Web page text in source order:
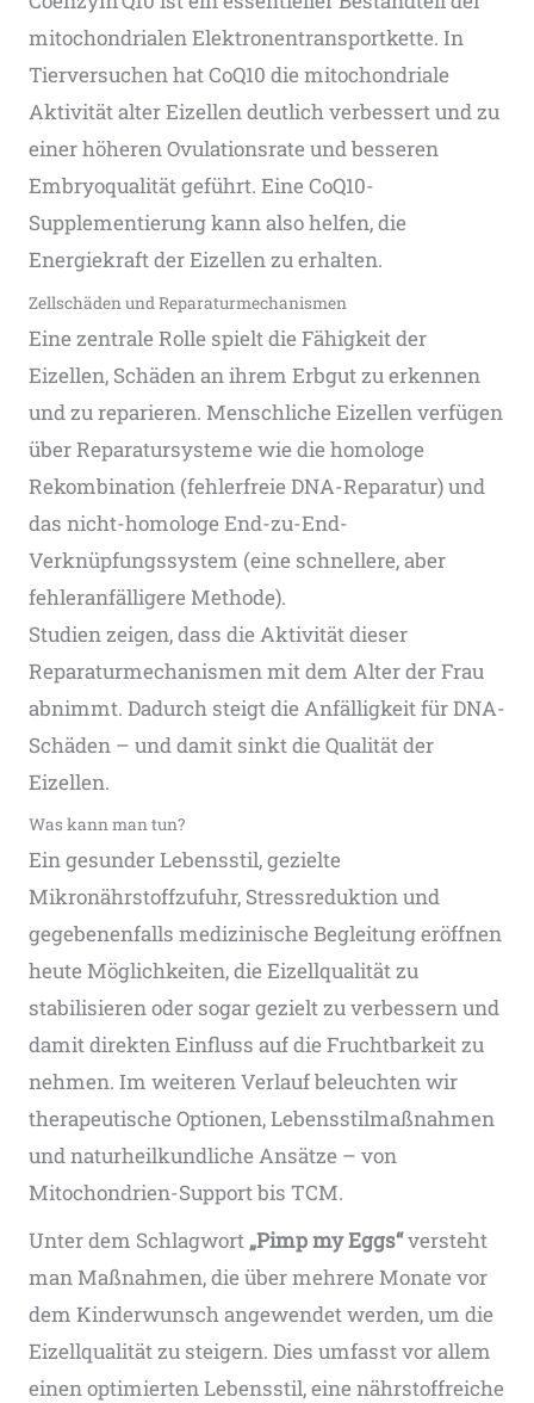
mitochondrialen Elektronentransportkette. In
Tierversuchen hat CoQ10 die mitochondriale
Aktivität alter Eizellen deutlich verbessert und zu
einer höheren Ovulationsrate und besseren
Embryoqualität geführt​. Eine CoQ10-
Supplementierung kann also helfen, die
Energiekraft der Eizellen zu erhalten.
Zellschäden und Reparaturmechanismen
Eine zentrale Rolle spielt die Fähigkeit der
Eizellen, Schäden an ihrem Erbgut zu erkennen
und zu reparieren. Menschliche Eizellen verfügen
über Reparatursysteme wie die homologe
Rekombination (fehlerfreie DNA-Reparatur) und
das nicht-homologe End-zu-End-
Verknüpfungssystem (eine schnellere, aber
fehleranfälligere Methode).
Studien zeigen, dass die Aktivität dieser
Reparaturmechanismen mit dem Alter der Frau
abnimmt. Dadurch steigt die Anfälligkeit für DNA-
Schäden – und damit sinkt die Qualität der
Eizellen.
Was kann man tun?
Ein gesunder Lebensstil, gezielte
Mikronährstoffzufuhr, Stressreduktion und
gegebenenfalls medizinische Begleitung eröffnen
heute Möglichkeiten, die Eizellqualität zu
stabilisieren oder sogar gezielt zu verbessern und
damit direkten Einfluss auf die Fruchtbarkeit zu
nehmen. Im weiteren Verlauf beleuchten wir
therapeutische Optionen, Lebensstilmaßnahmen
und naturheilkundliche Ansätze – von
Mitochondrien-Support bis TCM.
Unter dem Schlagwort „Pimp my Eggs“versteht
man Maßnahmen, die über mehrere Monate vor
dem Kinderwunsch angewendet werden, um die
Eizellqualität zu steigern. Dies umfasst vor allem
einen optimierten Lebensstil, eine nährstoffreiche